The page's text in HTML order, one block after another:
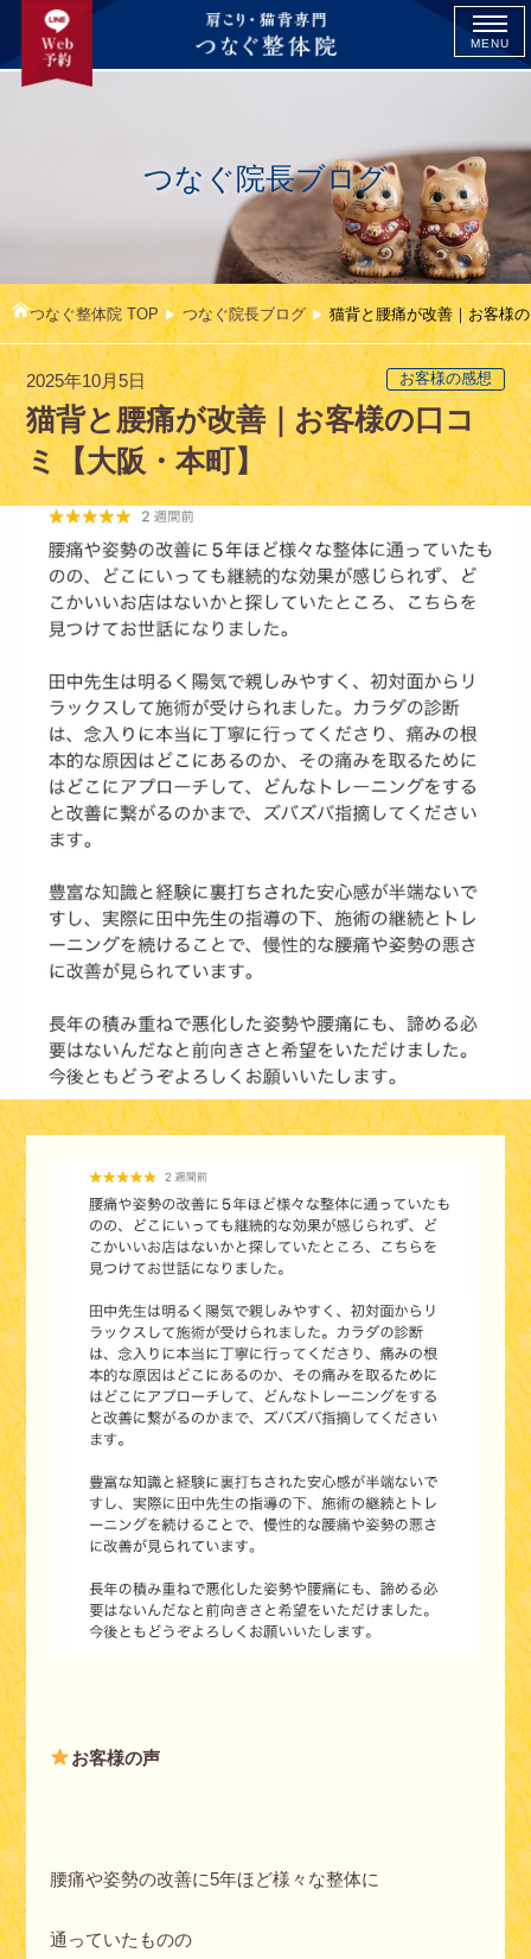
MENU
つなぐ院長ブログ
つなぐ整体院 TOP つなぐ院長ブログ 猫背と腰痛が改善｜お客様
2025年10月5日 お客様の感想
猫背と腰痛が改善｜お客様の口コ
ミ【大阪・本町】
お客様の声
腰痛や姿勢の改善に5年ほど様々な整体に
通っていたものの